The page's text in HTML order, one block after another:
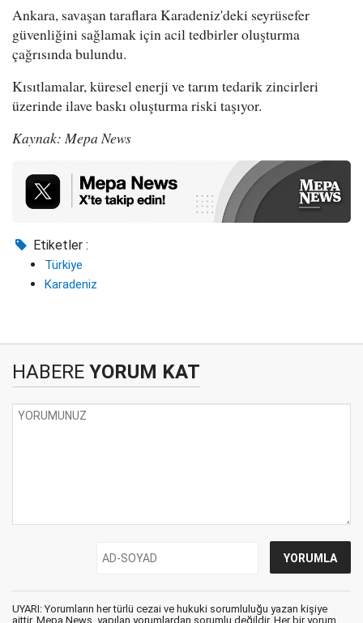
Ankara, savaşan taraflara Karadeniz'deki seyrüsefer
güvenliğini sağlamak için acil tedbirler oluşturma
çağrısında bulundu.
Kısıtlamalar, küresel enerji ve tarım tedarik zincirleri
üzerinde ilave baskı oluşturma riski taşıyor.
Kaynak: Mepa News
Etiketler :
Türkiye
Karadeniz
HABERE YORUM KAT
UYARI: Yorumların her türlü cezai ve hukuki sorumluluğu yazan kişiye
aittir. Mepa News, yapılan yorumlardan sorumlu değildir. Her bir yorum